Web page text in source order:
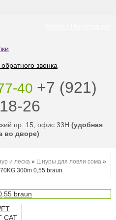
звонка
40 ‭+7 (921)
26
пр. 15, офис 33Н (удобная
во дворе)
и леска » Шнуры для ловли сома »
300m 0,55 braun